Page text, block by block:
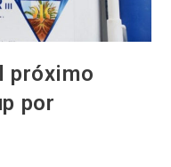
próximo
por